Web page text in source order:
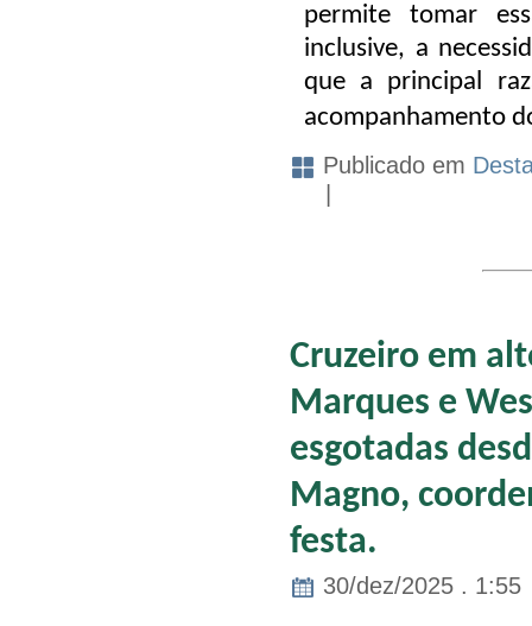
permite tomar
inclusive, a
que a principal
acompanhamento
Publicado em
|
Cruzeiro em
Marques e
esgotadas
Magno,
festa.
30/dez/2025 . 1:55